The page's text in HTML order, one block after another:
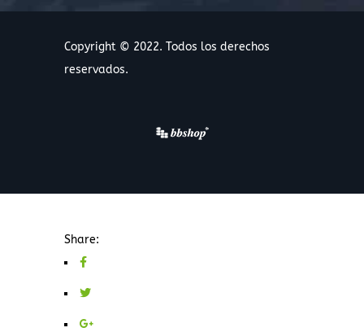
Copyright © 2022. Todos los derechos
reservados.
Share: